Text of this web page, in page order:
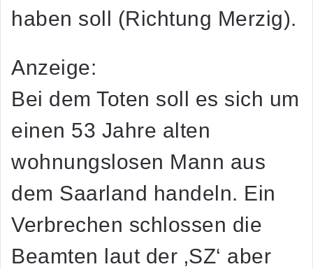
haben soll (Richtung Merzig).
Anzeige:
Bei dem Toten soll es sich um
einen 53 Jahre alten
wohnungslosen Mann aus
dem Saarland handeln. Ein
Verbrechen schlossen die
Beamten laut der ‚SZ‘ aber